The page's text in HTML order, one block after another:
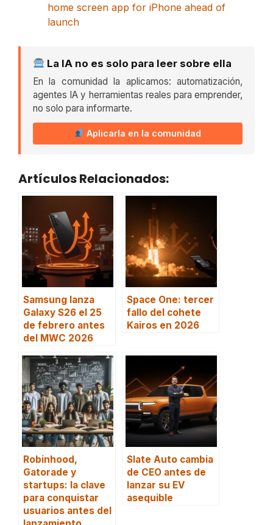
home screen app for iPhone ahead of
launch
La IA no es solo para leer sobre ella
En la comunidad la aplicamos: automatización,
agentes IA y herramientas reales para emprender,
no solo para informarte.
Aplicarla en la comunidad
Artículos Relacionados:
Samsung lanza
Galaxy S26 el 25
de febrero antes
del MWC 2026
Space One: tercer
fallo del cohete
Kairos en 2026
Robinhood,
Gatorade y
startups: la clave
para conquistar
usuarios antes del
Slate Auto cambia
de CEO antes de
lanzar su EV
asequible